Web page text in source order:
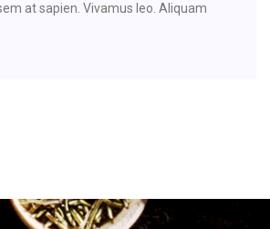
at sapien. Vivamus leo. Aliquam